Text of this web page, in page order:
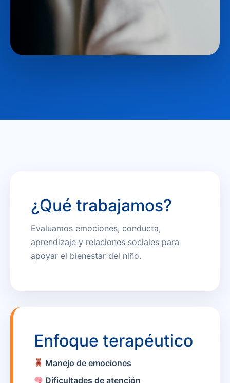
¿Qué trabajamos?
Evaluamos emociones, conducta,
aprendizaje y relaciones sociales para
apoyar el bienestar del niño.
Enfoque terapéutico
Manejo de emociones
Dificultades de atención